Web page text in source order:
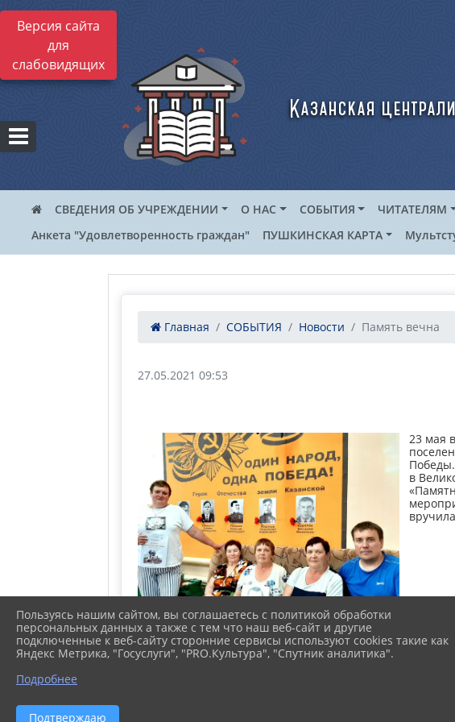
Версия сайта
для
слабовидящих
Казанская
СВЕДЕНИЯ ОБ УЧРЕЖДЕНИИ О НАС СОБЫТИЯ ЧИТАТЕЛЯМ
Анкета "Удовлетворенность граждан"
ПУШКИНСКАЯ КАРТА
Главная СОБЫТИЯ Новости Память вечна
27.05.2021 09:53
23 мая
в
Пользуясь нашим сайтом, вы соглашаетесь с политикой обработки
персональных данных а также с тем что наш веб-сайт и другие
подключенные к веб-сайту сторонние сервисы используют cookies такие как
Яндекс Метрика, "Госуслуги", "PRO.Культура", "Спутник аналитика".
Подробнее
Подтверждаю